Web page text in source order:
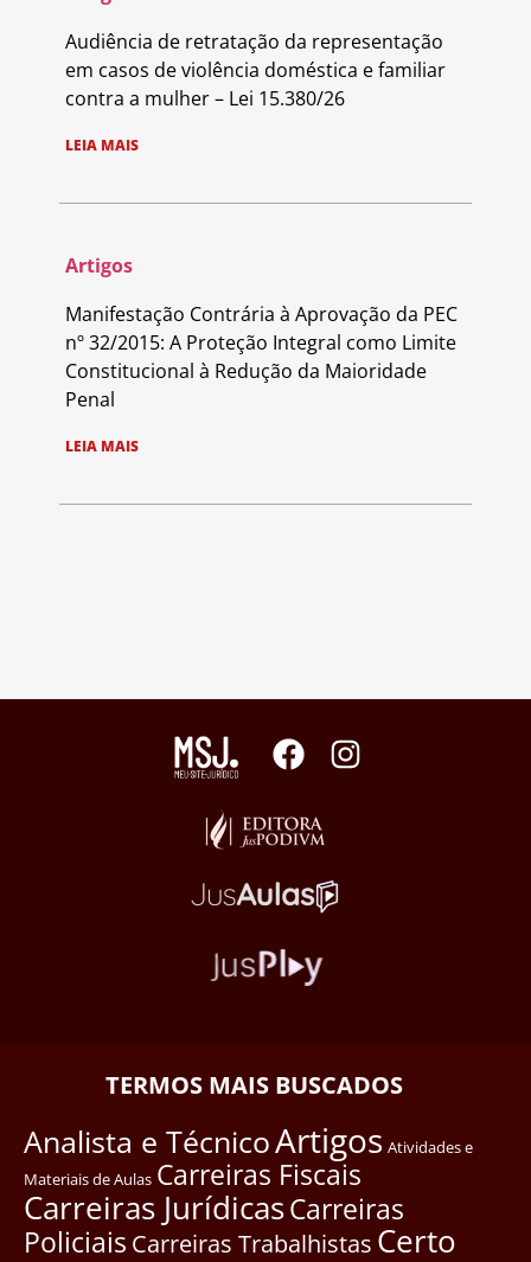
Audiência de retratação da representação
em casos de violência doméstica e familiar
contra a mulher – Lei 15.380/26
LEIA MAIS
Artigos
Manifestação Contrária à Aprovação da PEC
nº 32/2015: A Proteção Integral como Limite
Constitucional à Redução da Maioridade
Penal
LEIA MAIS
TERMOS MAIS BUSCADOS
Analista e TécnicoArtigos Atividades e
Materiais de Aulas Carreiras Fiscais
Carreiras JurídicasCarreiras
Policiais Carreiras Trabalhistas Certo